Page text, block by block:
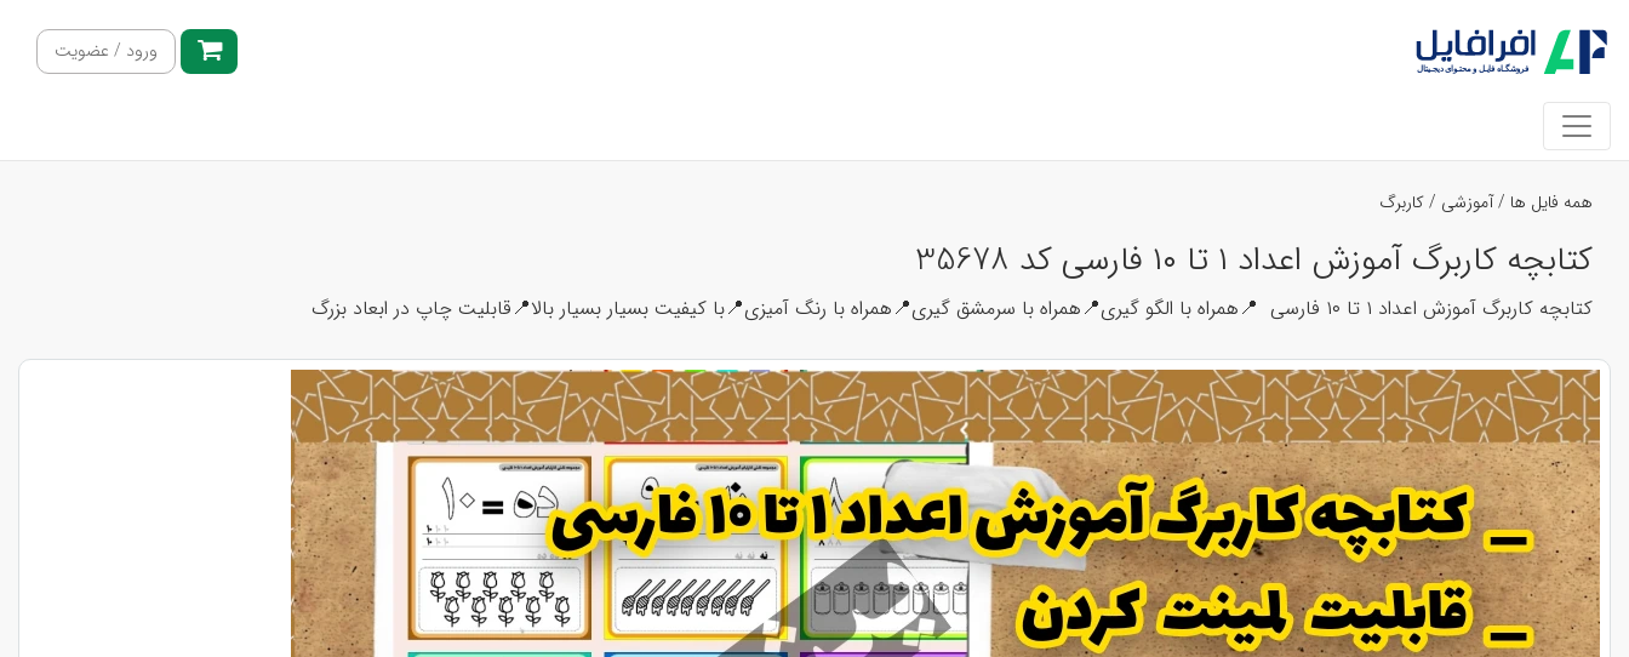
ورود / عضویت
همه فایل ها /آموزشی /کاربرگ
کتابچه کاربرگ آموزش اعداد ۱ تا ۱۰ فارسی کد 35678
کتابچه کاربرگ آموزش اعداد ۱ تا ۱۰ فارسی 📍همراه با الگو گیری📍همراه با سرمشق گیری📍همراه با رنگ آمیزی📍با کیفیت بسیار بسیار بالا📍قابلیت چاپ در ابعاد بزرگ